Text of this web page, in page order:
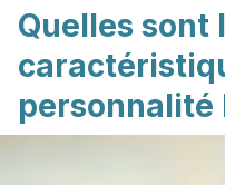
Quelles sont
personnalité